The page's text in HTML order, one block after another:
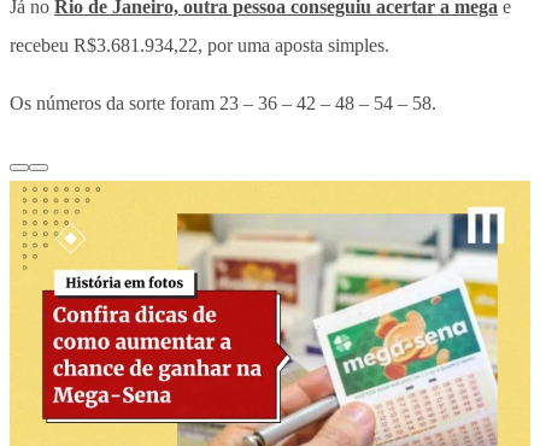
Já no Rio de Janeiro, outra pessoa conseguiu acertar a mega e
recebeu R$3.681.934,22, por uma aposta simples.
Os números da sorte foram 23 – 36 – 42 – 48 – 54 – 58.